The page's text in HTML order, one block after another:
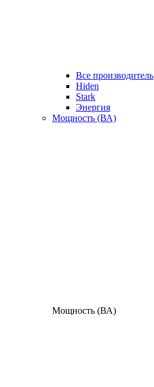
Все производитель
Hiden
Stark
Энергия
Мощность (ВА)
Мощность (ВА)